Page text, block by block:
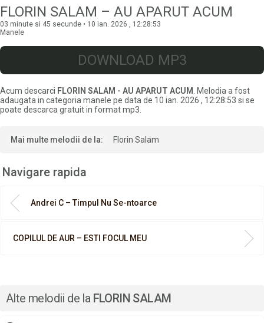
FLORIN SALAM – AU APARUT ACUM
03 minute si 45 secunde • 10 ian. 2026 , 12:28:53
Manele
DOWNLOAD MP3
Acum descarci FLORIN SALAM - AU APARUT ACUM
. Melodia a fost
adaugata in categoria manele pe data de 10 ian. 2026 , 12:28:53 si se
poate descarca gratuit in format mp3.
Mai multe melodii de la: Florin Salam
Navigare rapida
Andrei C – Timpul Nu Se-ntoarce
COPILUL DE AUR – ESTI FOCUL MEU
Alte melodii de la FLORIN SALAM